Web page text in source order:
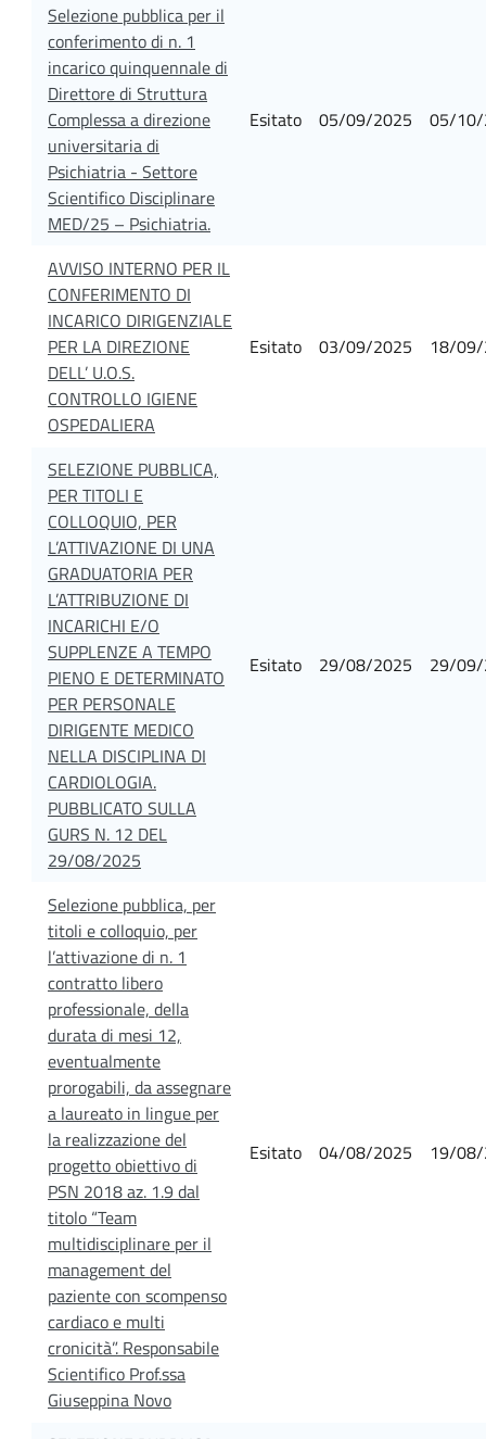
Selezione pubblica per il
conferimento di n. 1
incarico quinquennale di
Direttore di Struttura
Complessa a direzione
universitaria di
Psichiatria - Settore
Scientifico Disciplinare
MED/25 – Psichiatria.
Esitato 05/09/2025 05/
AVVISO INTERNO PER IL
CONFERIMENTO DI
INCARICO DIRIGENZIALE
PER LA DIREZIONE
DELL’ U.O.S.
CONTROLLO IGIENE
OSPEDALIERA
Esitato 03/09/2025 18/
SELEZIONE PUBBLICA,
PER TITOLI E
COLLOQUIO, PER
L’ATTIVAZIONE DI UNA
GRADUATORIA PER
L’ATTRIBUZIONE DI
INCARICHI E/O
SUPPLENZE A TEMPO
PIENO E DETERMINATO
PER PERSONALE
DIRIGENTE MEDICO
NELLA DISCIPLINA DI
CARDIOLOGIA.
PUBBLICATO SULLA
GURS N. 12 DEL
29/08/2025
Esitato 29/08/2025 29/
Selezione pubblica, per
titoli e colloquio, per
l’attivazione di n. 1
contratto libero
professionale, della
durata di mesi 12,
eventualmente
prorogabili, da assegnare
a laureato in lingue per
la realizzazione del
progetto obiettivo di
PSN 2018 az. 1.9 dal
titolo “Team
multidisciplinare per il
management del
paziente con scompenso
cardiaco e multi
cronicità”. Responsabile
Scientifico Prof.ssa
Giuseppina Novo
Esitato 04/08/2025 19/